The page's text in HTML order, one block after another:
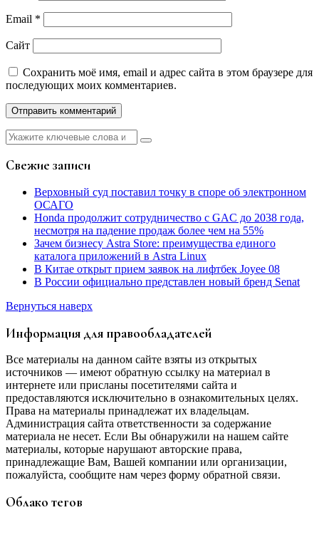
Email *
Сайт
Сохранить моё имя, email и адрес сайта в этом браузере для
последующих моих комментариев.
Найти:
Свежие записи
Верховный суд поставил точку в споре об электронном
ОСАГО
Honda продолжит сотрудничество с GAC до 2038 года,
несмотря на падение продаж более чем на 55%
Зачем бизнесу Astra Store: преимущества единого
каталога приложений в Astra Linux
В Китае открыт прием заявок на лифтбек Joyee 08
В России официально представлен новый бренд Senat
Вернуться наверх
Информация для правообладателей
Все материалы на данном сайте взяты из открытых
источников — имеют обратную ссылку на материал в
интернете или присланы посетителями сайта и
предоставляются исключительно в ознакомительных целях.
Права на материалы принадлежат их владельцам.
Администрация сайта ответственности за содержание
материала не несет. Если Вы обнаружили на нашем сайте
материалы, которые нарушают авторские права,
принадлежащие Вам, Вашей компании или организации,
пожалуйста, сообщите нам через форму обратной связи.
Облако тегов